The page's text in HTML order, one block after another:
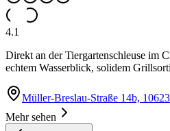
4.1
Direkt an der Tiergartenschleuse im
echtem Wasserblick, solidem
Müller-Breslau-Straße 14b,
Mehr sehen